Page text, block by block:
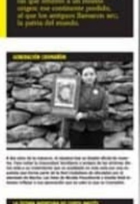
a la lluvia, y pese a